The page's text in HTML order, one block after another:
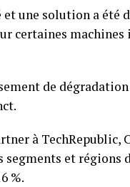
une solution a été
certaines
de
à TechRepublic,
et régions
%.